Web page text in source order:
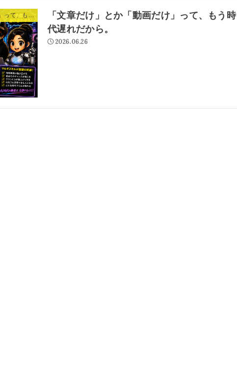
「文章だけ」とか「動画だけ」って、もう時代遅れだから。
「文章だけ」とか「動画だけ」って、もう時
代遅れだから。
2026.06.26